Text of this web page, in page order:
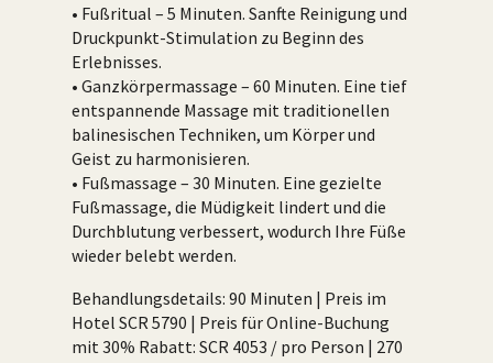
• Fußritual – 5 Minuten. Sanfte Reinigung und
Druckpunkt-Stimulation zu Beginn des
Erlebnisses.
• Ganzkörpermassage – 60 Minuten. Eine tief
entspannende Massage mit traditionellen
balinesischen Techniken, um Körper und
Geist zu harmonisieren.
• Fußmassage – 30 Minuten. Eine gezielte
Fußmassage, die Müdigkeit lindert und die
Durchblutung verbessert, wodurch Ihre Füße
wieder belebt werden.
Behandlungsdetails: 90 Minuten | Preis im
Hotel SCR 5790 | Preis für Online-Buchung
mit 30% Rabatt: SCR 4053 / pro Person | 270